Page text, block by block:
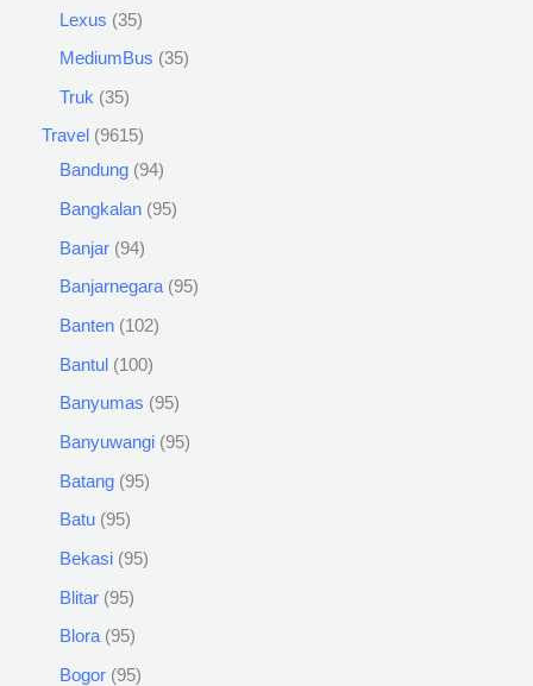
Lexus 35
MediumBus 35
Truk 35
Travel
9615
Bandung 94
Bangkalan 95
Banjar 94
Banjarnegara 95
Banten 102
Bantul 100
Banyumas 95
Banyuwangi 95
Batang 95
Batu 95
Bekasi 95
Blitar 95
Blora 95
Bogor 95